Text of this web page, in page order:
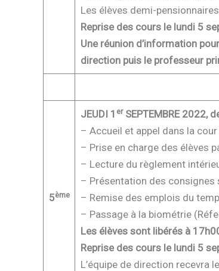
Les élèves demi-
Reprise des cours le lundi 5
Une réunion d’information
direction puis le professeur
5ème
JEUDI 1 erSEPTEMBRE 2022,
– Accueil et appel dans la
– Prise en charge des élèves
– Lecture du règlement
– Présentation des
– Remise des emplois du
– Passage à la biométrie
Les élèves sont libérés à
Reprise des cours le lundi 5
L’équipe de direction recevra